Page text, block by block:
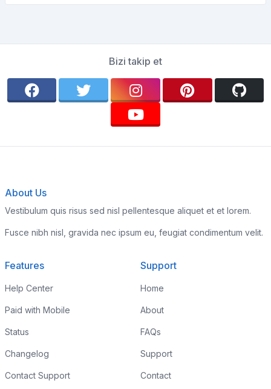
Bizi takip et
About Us
Vestibulum quis risus sed nisl pellentesque aliquet et et lorem.
Fusce nibh nisl, gravida nec ipsum eu, feugiat condimentum velit.
Features
Help Center
Paid with Mobile
Status
Changelog
Contact Support
Support
Home
About
FAQs
Support
Contact